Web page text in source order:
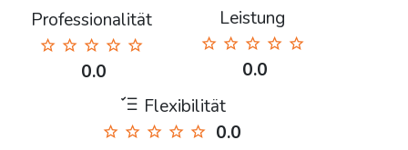
Professionalität
0.0
Leistung
0.0
Flexibilität
0.0